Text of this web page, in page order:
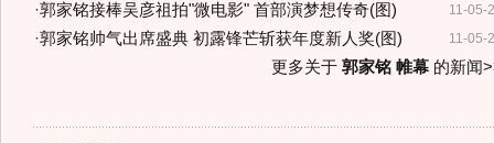
11-05-
·郭家铭接棒吴彦祖拍"微电影" 首部演梦想传奇(图)
11-05-
·郭家铭帅气出席盛典 初露锋芒斩获年度新人奖(图)
更多关于 郭家铭 帷幕的新闻